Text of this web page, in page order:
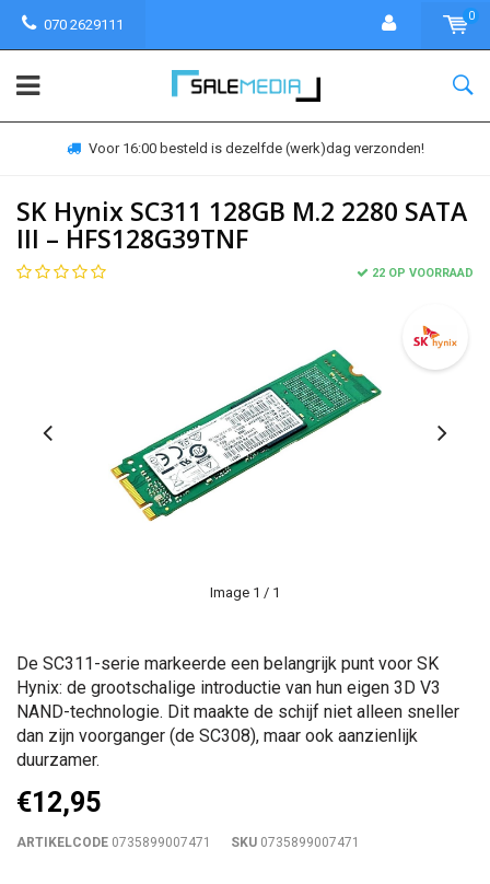
070 2629111
0
30 dagen bedenktijd
SK Hynix SC311 128GB M.2 2280 SATA
III – HFS128G39TNF
22 OP VOORRAAD
Image 1 / 1
De SC311-serie markeerde een belangrijk punt voor SK
Hynix: de grootschalige introductie van hun eigen 3D V3
NAND-technologie. Dit maakte de schijf niet alleen sneller
dan zijn voorganger (de SC308), maar ook aanzienlijk
duurzamer.
€12,95
ARTIKELCODE 0735899007471 SKU 0735899007471